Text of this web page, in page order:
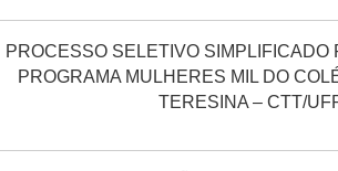
PROCESSO SELETIVO SIMPLIFICADO
PROGRAMA MULHERES MIL DO
TERESINA – CTT/